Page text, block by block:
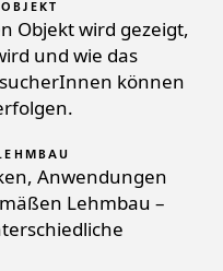
Objekt wird gezeigt,
und wie das
können
Anwendungen
Lehmbau –